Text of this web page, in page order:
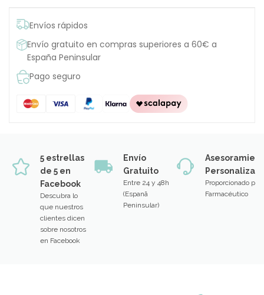
Envíos rápidos
Envío gratuito en compras superiores a 60€ a
España Peninsular
Pago seguro
5 estrellas
de 5 en
Facebook
Descubra lo
que nuestros
clientes dicen
sobre nosotros
en Facebook
Envío
Gratuito
Entre 24 y 48h
(Espanã
Peninsular)
Proporcionado por
Farmacéutico